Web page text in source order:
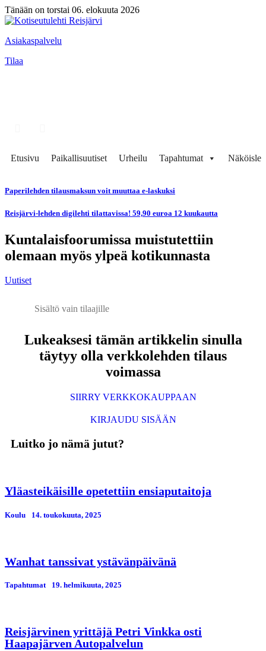
Tänään on torstai 06. elokuuta 2026
Asiakaspalvelu
Tilaa
Etusivu Paikallisuutiset Urheilu Tapahtumat
Paperilehden tilausmaksun voit muuttaa e-laskuksi
Reisjärvi-lehden digilehti tilattavissa! 59,90 euroa 12 kuukautta
Kuntalaisfoorumissa muistutettiin
olemaan myös ylpeä kotikunnasta
Uutiset
Sisältö vain tilaajille
Lukeaksesi tämän artikkelin sinulla
täytyy olla verkkolehden tilaus
voimassa
SIIRRY VERKKOKAUPPAAN
KIRJAUDU SISÄÄN
Luitko jo nämä jutut?
Yläasteikäisille opetettiin ensiaputaitoja
Koulu 14. toukokuuta, 2025
Wanhat tanssivat ystävänpäivänä
Tapahtumat 19. helmikuuta, 2025
Reisjärvinen yrittäjä Petri Vinkka osti
Haapajärven Autopalvelun